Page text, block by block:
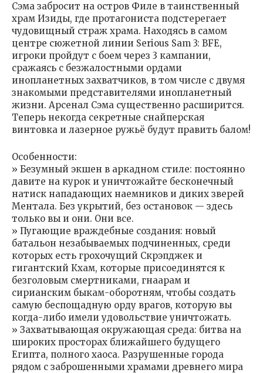
Сэма забросит на остров Филе в таинственный
храм Изиды, где протагониста подстерегает
чудовищный страж храма. Находясь в самом
центре сюжетной линии Serious Sam 3: BFE,
игроки пройдут с боем через 3 кампании,
сражаясь с безжалостными ордами
инопланетных захватчиков, в том числе с двумя
знакомыми представителями инопланетный
жизни. Арсенал Сэма существенно расширится.
Теперь некогда секретные снайперская
винтовка и лазерное ружьё будут править балом!
Особенности:
» Безумный экшен в аркадном стиле: постоянно
давите на курок и уничтожайте бесконечный
натиск нападающих наемников и диких зверей
Ментала. Без укрытий, без остановок — здесь
только вы и они. Они все.
» Пугающие враждебные создания: новый
батальон незабываемых подчиненных, среди
которых есть грохочущий Скрэпджек и
гигантский Кхам, которые присоединятся к
безголовым смертниками, гнаарам и
сирианским быкам-оборотням, чтобы создать
самую беспощадную орду врагов, которую вы
когда-либо имели удовольствие уничтожать.
» Захватывающая окружающая среда: битва на
широких просторах ближайшего будущего
Египта, полного хаоса. Разрушенные города
рядом с заброшенными храмами древнего мира